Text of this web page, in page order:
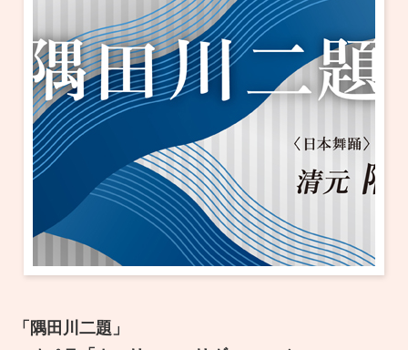
・ イベントカレンダー
・ 館内サービス・アクセシビリティ
・ フロアマップ
・ レストラン/カフェ
・ 交通案内
・ よくある質問
施設を借りる
KAATについて
・ ミッション
・ フロアマップ
KAAT 神奈川芸術劇場
SNS
「隅田川二題」